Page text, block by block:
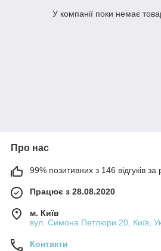
У компанії поки немає
Про нас
99% позитивних з 146 відгуків за
Працює з 28.08.2020
м. Київ
вул. Симона Петлюри 20, Київ,
Контакти